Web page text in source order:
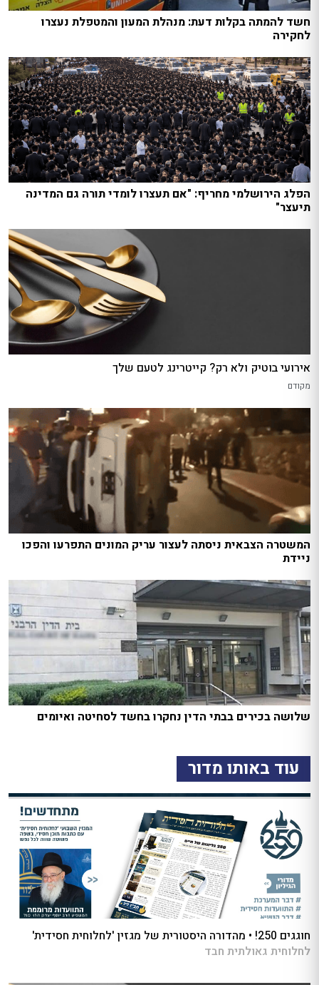
חשד להמתה בקלות דעת: מנהלת המעון והמטפלת נעצרו
לחקירה
הפלג הירושלמי מחריף: "אם תעצרו לומדי תורה גם המדינה
תיעצר"
אירועי בוטיק ולא רק? קייטרינג לטעם שלך
מקודם
המשטרה הצבאית ניסתה לעצור עריק המונים התפרעו והפכו
ניידת
שלושה בכירים בבתי הדין נחקרו בחשד לסחיטה ואיומים
עוד באותו מדור
חוגגים 250! • מהדורה היסטורית של מגזין 'לחלוחית חסידית'
לחלוחית גאולתית חבד